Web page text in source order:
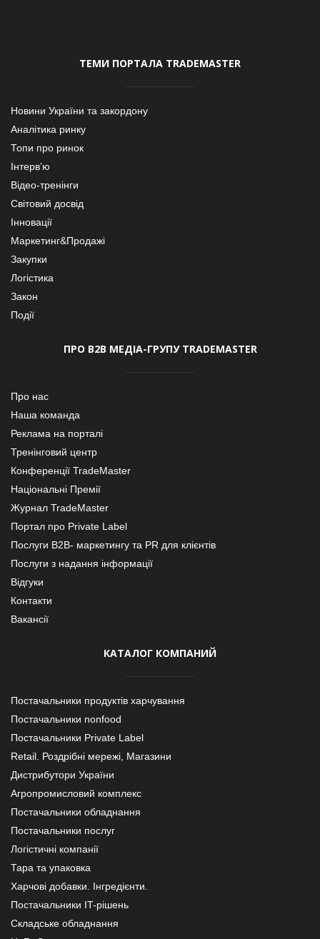
ТЕМИ ПОРТАЛА TRADEMASTER
Новини України та закордону
Аналітика ринку
Топи про ринок
Інтерв’ю
Відео-тренінги
Світовий досвід
Інновації
Маркетинг&Продажі
Закупки
Логістика
Закон
Події
ПРО В2В МЕДІА-ГРУПУ TRADEMASTER
Про нас
Наша команда
Реклама на порталі
Тренінговий центр
Конференції TradeMaster
Національні Премії
Журнал TradeMaster
Портал про Private Label
Послуги В2В- маркетингу та PR для клієнтів
Послуги з надання інформації
Відгуки
Контакти
Вакансії
КАТАЛОГ КОМПАНИЙ
Постачальники продуктів харчування
Постачальники nonfood
Постачальники Private Label
Retail. Роздрібні мережі, Магазини
Дистрибутори України
Агропромисловий комплекс
Постачальники обладнання
Постачальники послуг
Логістичні компанії
Тара та упаковка
Харчові добавки. Інгредієнти.
Постачальники IT-рішень
Складське обладнання